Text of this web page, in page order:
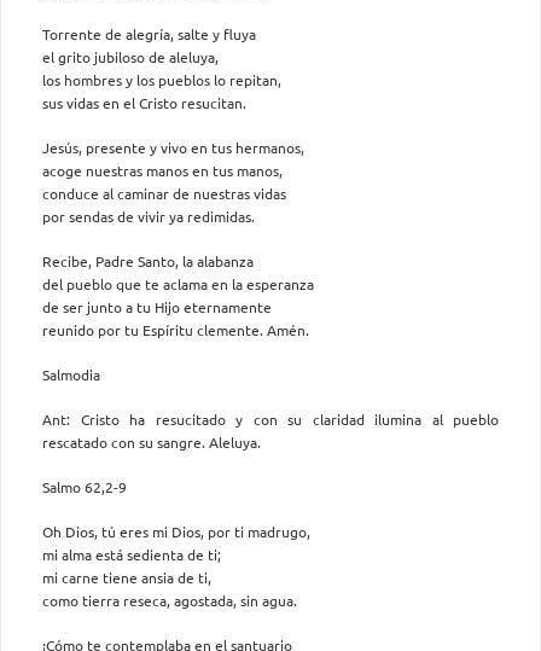
Torrente de alegría, salte y fluya
el grito jubiloso de aleluya,
los hombres y los pueblos lo repitan,
sus vidas en el Cristo resucitan.
Jesús, presente y vivo en tus hermanos,
acoge nuestras manos en tus manos,
conduce al caminar de nuestras vidas
por sendas de vivir ya redimidas.
Recibe, Padre Santo, la alabanza
del pueblo que te aclama en la esperanza
de ser junto a tu Hijo eternamente
reunido por tu Espíritu clemente. Amén.
Salmodia
Ant: Cristo ha resucitado y con su claridad ilumina al pueblo
rescatado con su sangre. Aleluya.
Salmo 62,2-9
Oh Dios, tú eres mi Dios, por ti madrugo,
mi alma está sedienta de ti;
mi carne tiene ansia de ti,
como tierra reseca, agostada, sin agua.
¡Cómo te contemplaba en el santuario